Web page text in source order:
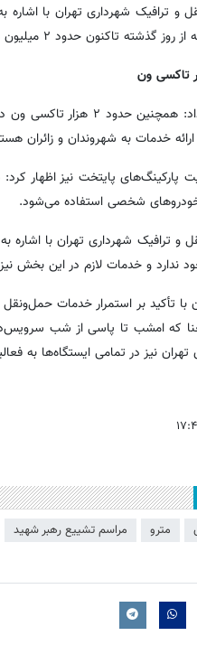
تاکنون حدود ۲ میلیون مسافر را جابه‌جا کرده‌اند.
هرمزی ادامه داد:
خدمات به شهروندان و زائران
شخصی استفاده می‌شود.
و ترافیک شهرداری تهران با اشاره
ندارد و خدمات لازم در این بخش
نیز در تمامی ایستگاه‌ها به
مترو مراسم تشییع رهبر شهید